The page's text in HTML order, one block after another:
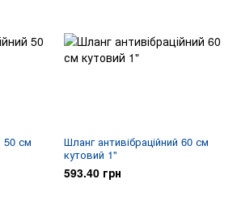
50 см
Шланг антивібраційний 60 см
кутовий 1"
593.40 грн